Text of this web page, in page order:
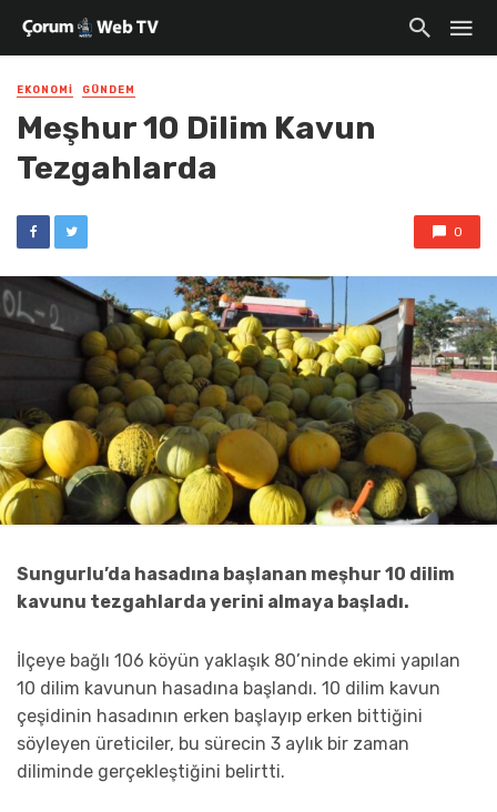
EKONOMI GÜNDEM
Meşhur 10 Dilim Kavun
Tezgahlarda
0
Sungurlu’da hasadına başlanan meşhur 10 dilim
kavunu tezgahlarda yerini almaya başladı.
İlçeye bağlı 106 köyün yaklaşık 80’ninde ekimi yapılan
10 dilim kavunun hasadına başlandı. 10 dilim kavun
çeşidinin hasadının erken başlayıp erken bittiğini
söyleyen üreticiler, bu sürecin 3 aylık bir zaman
diliminde gerçekleştiğini belirtti.